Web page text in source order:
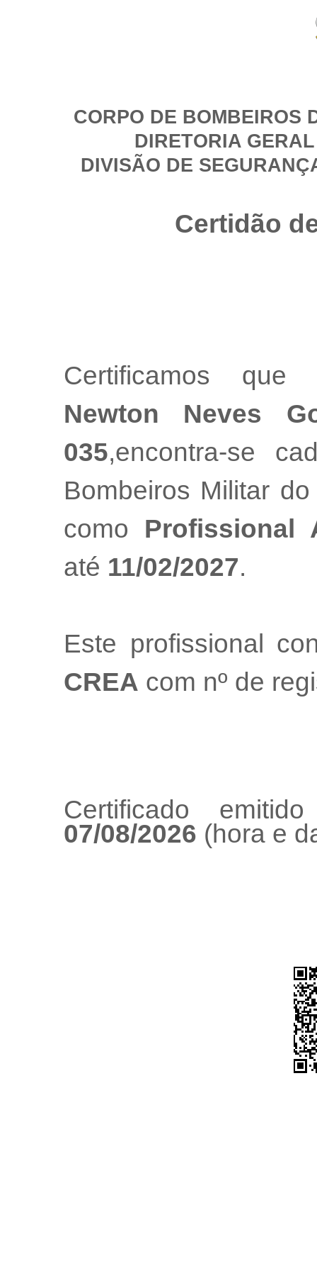
CORPO DE BOMBEIROS
DIRETORIA
DIVISÃO DE
Certidão
Certificamos
Newton Neves
035,encontra-se
Bombeiros Militar
como Profissional
até 11/02/2027.
Este profissional
CREA com nº de
Certificado
07/08/2026 (hora e